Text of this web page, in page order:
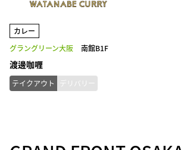
カレー
グラングリーン大阪
南館B1F
渡邊咖喱
テイクアウト デリバリー